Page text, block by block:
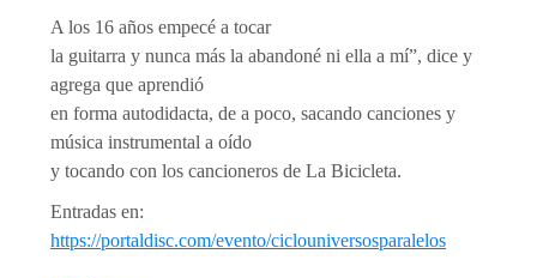
A los 16 años empecé a tocar
la guitarra y nunca más la abandoné ni ella a mí”, dice y
agrega que aprendió
en forma autodidacta, de a poco, sacando canciones y
música instrumental a oído
y tocando con los cancioneros de La Bicicleta.
Entradas en:
https://portaldisc.com/evento/ciclouniversosparalelos